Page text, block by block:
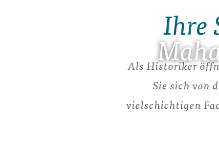
Ihre
Als Historiker
Sie sich von
vielschichtigen